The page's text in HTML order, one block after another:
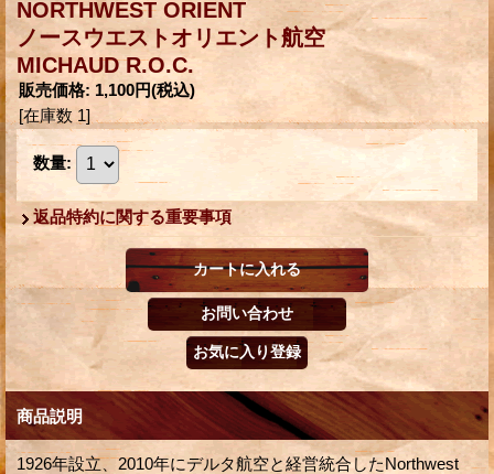
NORTHWEST ORIENT
ノースウエストオリエント航空
MICHAUD R.O.C.
販売価格: 1,100円(税込)
[在庫数 1]
数量:
返品特約に関する重要事項
商品説明
1926年設立、2010年にデルタ航空と経営統合したNorthwest